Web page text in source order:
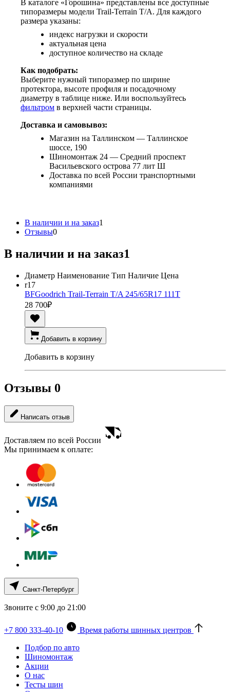
В каталоге «Горошина» представлены все доступные
типоразмеры модели Trail-Terrain T/A. Для каждого
размера указаны:
индекс нагрузки и скорости
актуальная цена
доступное количество на складе
Как подобрать:
Выберите нужный типоразмер по ширине
протектора, высоте профиля и посадочному
диаметру в таблице ниже. Или воспользуйтесь
фильтром в верхней части страницы.
Доставка и самовывоз:
Магазин на Таллинском — Таллинское
шоссе, 190
Шиномонтаж 24 — Средний проспект
Васильевского острова 77 лит Ш
Доставка по всей России транспортными
компаниями
В наличии и на заказ1
Отзывы0
В наличии и на заказ1
Диаметр Наименование Тип Наличие Цена
r17
BFGoodrich Trail-Terrain T/A 245/65R17 111T
28 700₽
Добавить в корзину
Добавить в корзину
Отзывы 0
Написать отзыв
Доставляем по всей России
Мы принимаем к оплате:
Санкт-Петербург
Звоните с 9:00 до 21:00
+7 800 333-40-10
Время работы шинных центров
Подбор по авто
Шиномонтаж
Акции
О нас
Тесты шин